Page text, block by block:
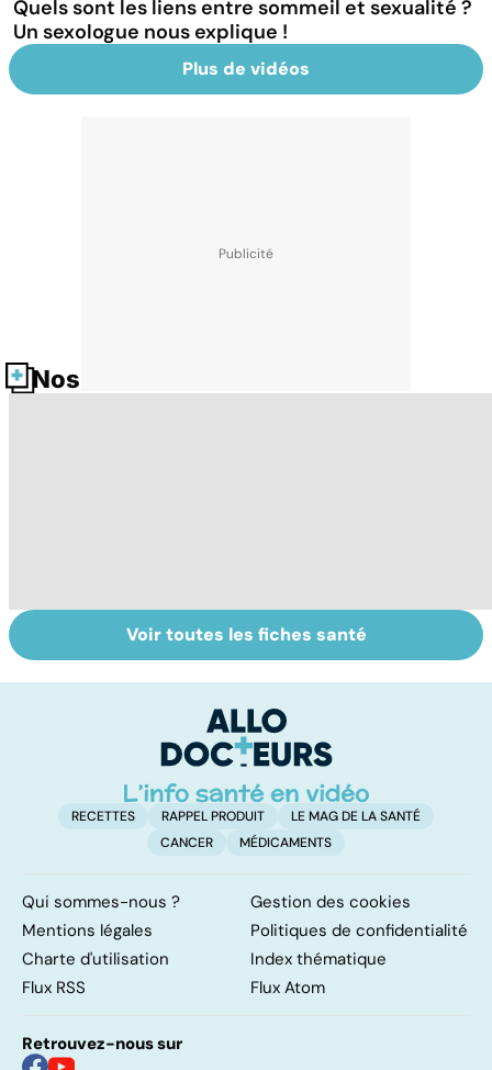
Quels sont les liens entre sommeil et sexualité ?
Un sexologue nous explique !
Plus de vidéos
Nos fiches santé
Troubles de
l'érection :
Tout savoir sur
les infections
Voir toutes les fiches santé
RECETTES RAPPEL PRODUIT
LE MAG DE LA SANTÉ
CANCER
MÉDICAMENTS
Qui sommes-nous ?
Gestion des cookies
Mentions légales
Politiques de confidentialité
Charte d'utilisation
Index thématique
Flux RSS
Flux Atom
Retrouvez-nous sur